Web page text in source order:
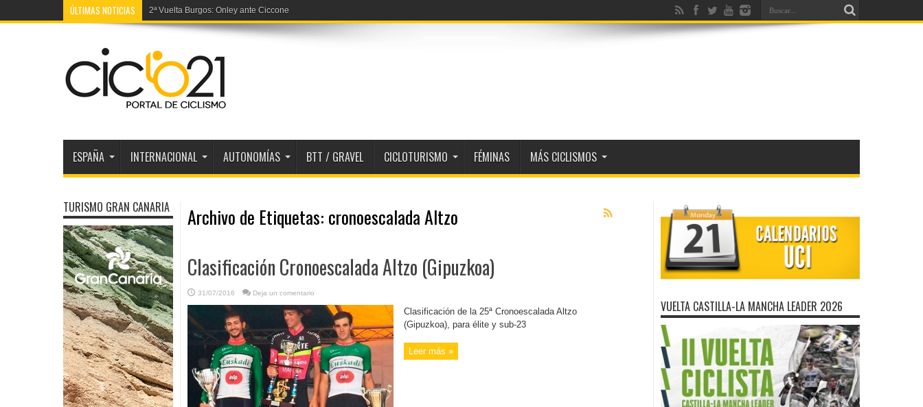
ÚLTIMAS NOTICIAS 2ª Vuelta Burgos: Onley ante Ciccone
ESPAÑA INTERNACIONAL AUTONOMÍAS BTT / GRAVEL CICLOTURISMO FÉMINAS MÁS CICLISMOS
Archivo de Etiquetas: cronoescalada Altzo
Clasificación Cronoescalada Altzo (Gipuzkoa)
31/07/2016 Deja un comentario
Clasificación de la 25ª Cronoescalada Altzo
(Gipuzkoa), para élite y sub-23
Leer más »
TURISMO GRAN CANARIA
VUELTA CASTILLA-LA MANCHA LEADER 2026